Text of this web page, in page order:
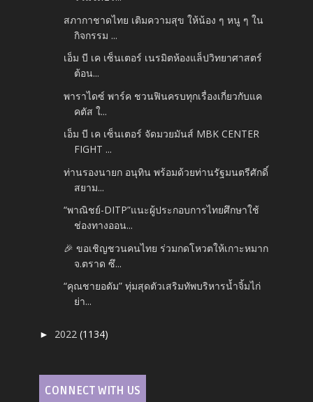
สภากาชาดไทย เติมความสุข ให้น้อง ๆ หนู ๆ ใน
กิจกรรม ...
เอ็ม บี เค เซ็นเตอร์ เนรมิตห้องแล็ปวิทยาศาสตร์
ต้อน...
พาราไดซ์ พาร์ค ชวนฟินครบทุกเรื่องเกี่ยวกับแค
คตัส ใ...
เอ็ม บี เค เซ็นเตอร์ จัดมวยมันส์ MBK CENTER
FIGHT ...
ท่านรองนายก อนุทิน พร้อมด้วยท่านรัฐมนตรีศักดิ์
สยาม...
“พาณิชย์-DITP”แนะผู้ประกอบการไทยศึกษาใช้
ช่องทางออน...
🎉 ขอเชิญชวนคนไทย ร่วมกดโหวตให้เกาะหมาก
จ.ตราด ซึ...
“คุณชายอดัม” ทุ่มสุดตัวเสริมทัพบริหารน้ำจิ้มไก่
ย่า...
► 2022(1134)
CONNECT WITH US